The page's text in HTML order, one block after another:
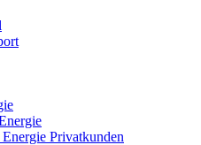
Privatkunden